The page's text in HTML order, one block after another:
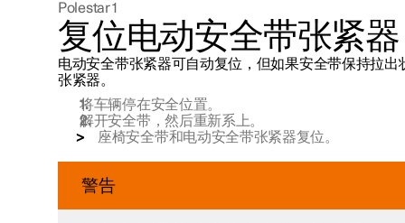
联系我们
极星官方二手车
探索Polestar 3
联系我们
公共充电
家庭充电
车主服务
新闻
注册新闻
（在新窗
Polestar 1
复位电动安全带张紧器
电动安全带张紧器可自动复位，但如果安全带保持拉出
张紧器。
将车辆停在安全位置。
解开安全带，然后重新系上。
座椅安全带和电动安全带张紧器复位。
警告